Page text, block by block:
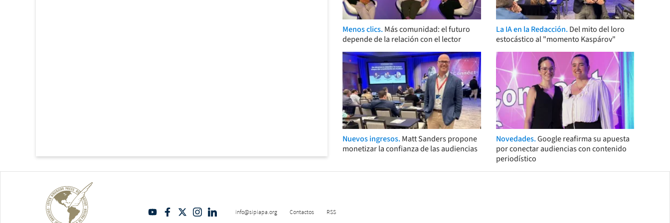
Menos clics. Más comunidad: el futuro
depende de la relación con el lector
La IA en la Redacción. Del mito del loro
estocástico al "momento Kaspárov"
Nuevos ingresos. Matt Sanders propone
monetizar la confianza de las audiencias
Novedades.Google reafirma su apuesta
por conectar audiencias con contenido
periodístico
info@sipiapa.org Contactos RSS